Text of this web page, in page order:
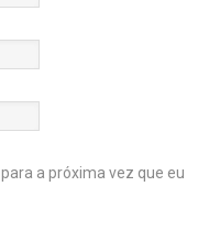
a próxima vez que eu